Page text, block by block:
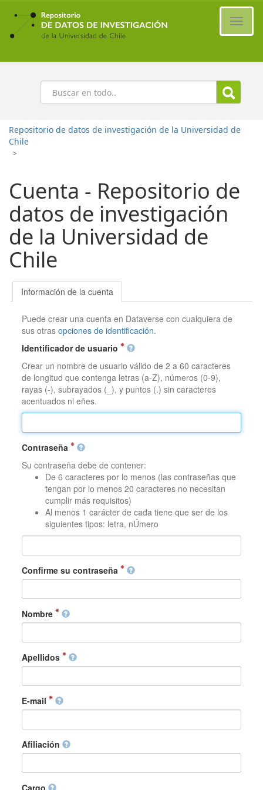
Ir
contenido
principal
Buscar
Repositorio de datos de investigación de la Universidad de
Chile
>
Cuenta - Repositorio de
datos de investigación
de la Universidad de
Chile
Información de la cuenta
Puede crear una cuenta en Dataverse con cualquiera de
sus otrasopciones de identificación.
Identificador de usuario
Crear un nombre de usuario válido de 2 a 60 caracteres
de longitud que contenga letras (a-Z), números (0-9),
rayas (-), subrayados (_), y puntos (.) sin caracteres
acentuados ni eñes.
Contraseña
Su contraseña debe de contener:
De 6 caracteres por lo menos (las contraseñas que
tengan por lo menos 20 caracteres no necesitan
cumplir más requisitos)
Al menos 1 carácter de cada tiene que ser de los
siguientes tipos: letra, nÚmero
Confirme su contraseña
Nombre
Apellidos
E-mail
Afiliación
Cargo